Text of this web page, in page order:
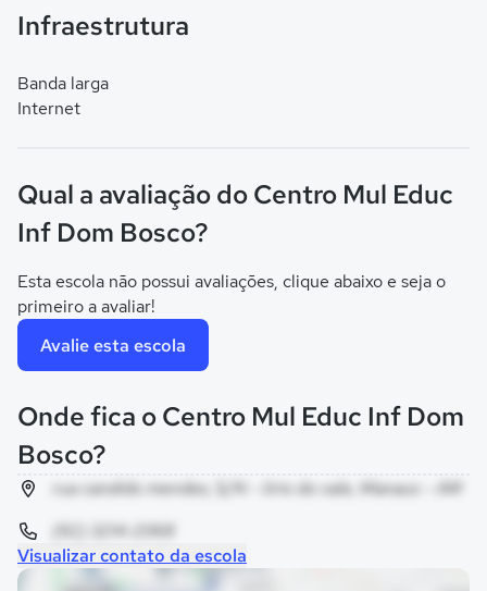
Infraestrutura
Banda larga
Internet
Qual a avaliação do Centro Mul Educ
Inf Dom Bosco?
Esta escola não possui avaliações, clique abaixo e seja o
primeiro a avaliar!
Avalie esta escola
Onde fica o Centro Mul Educ Inf Dom
Bosco?
rua candido mendes, S/N - lirio do vale, Manaus - AM
(92) 3214-2068
Visualizar contato da escola